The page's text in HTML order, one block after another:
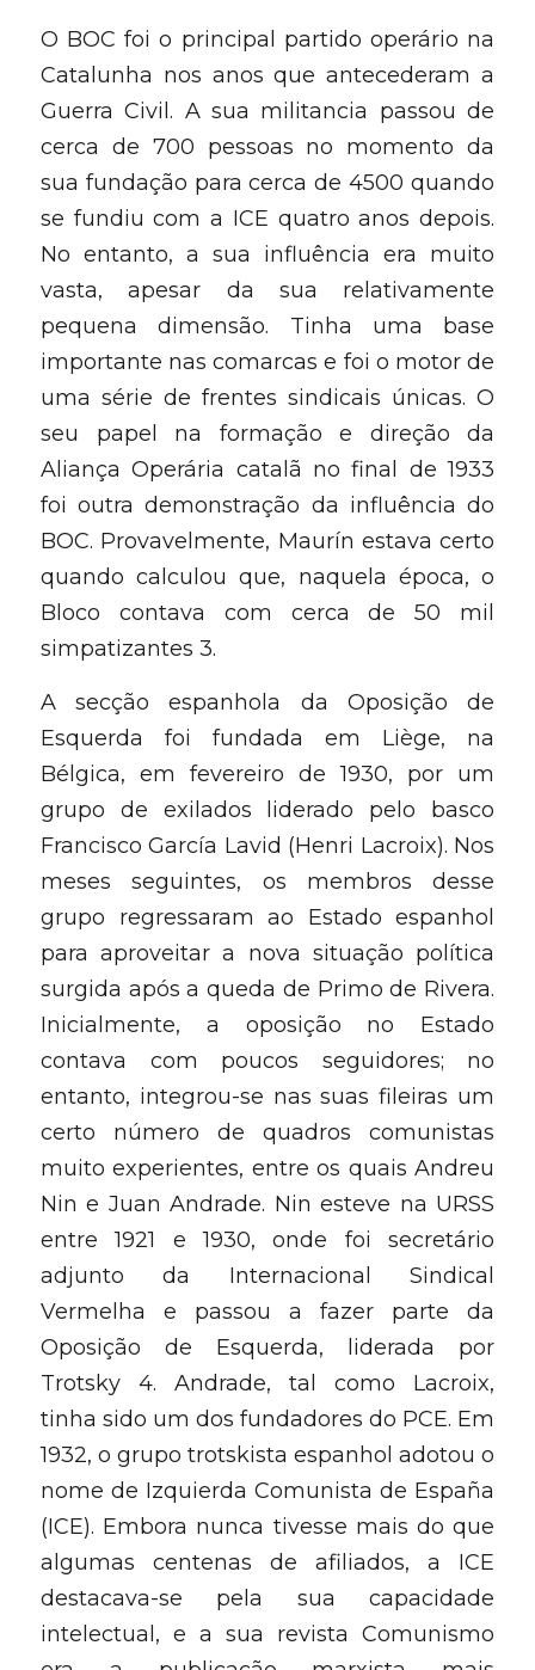
O BOC foi o principal partido operário na
Catalunha nos anos que antecederam a
Guerra Civil. A sua militancia passou de
cerca de 700 pessoas no momento da
sua fundação para cerca de 4500 quando
se fundiu com a ICE quatro anos depois.
No entanto, a sua influência era muito
vasta, apesar da sua relativamente
pequena dimensão. Tinha uma base
importante nas comarcas e foi o motor de
uma série de frentes sindicais únicas. O
seu papel na formação e direção da
Aliança Operária catalã no final de 1933
foi outra demonstração da influência do
BOC. Provavelmente, Maurín estava certo
quando calculou que, naquela época, o
Bloco contava com cerca de 50 mil
simpatizantes 3.
A secção espanhola da Oposição de
Esquerda foi fundada em Liège, na
Bélgica, em fevereiro de 1930, por um
grupo de exilados liderado pelo basco
Francisco García Lavid (Henri Lacroix). Nos
meses seguintes, os membros desse
grupo regressaram ao Estado espanhol
para aproveitar a nova situação política
surgida após a queda de Primo de Rivera.
Inicialmente, a oposição no Estado
contava com poucos seguidores; no
entanto, integrou-se nas suas fileiras um
certo número de quadros comunistas
muito experientes, entre os quais Andreu
Nin e Juan Andrade. Nin esteve na URSS
entre 1921 e 1930, onde foi secretário
adjunto da Internacional Sindical
Vermelha e passou a fazer parte da
Oposição de Esquerda, liderada por
Trotsky 4. Andrade, tal como Lacroix,
tinha sido um dos fundadores do PCE. Em
1932, o grupo trotskista espanhol adotou o
nome de Izquierda Comunista de España
(ICE). Embora nunca tivesse mais do que
algumas centenas de afiliados, a ICE
destacava-se pela sua capacidade
intelectual, e a sua revista Comunismo